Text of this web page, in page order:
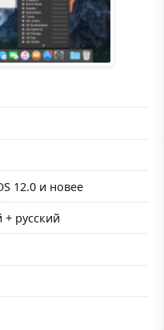
12.0 и новее
+ русский